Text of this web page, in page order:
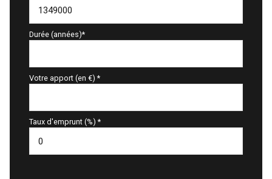
Durée (années)*
Votre apport (en €) *
Taux d'emprunt (%) *